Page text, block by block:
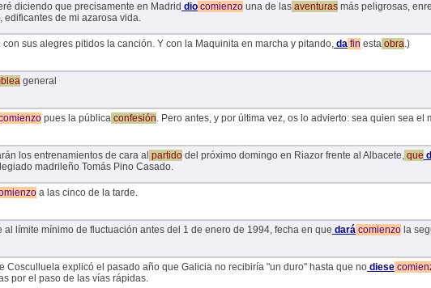
diciendo que precisamente en Madrid diocomienzouna de lasaventurasmás peligrosas,
edificantes de mi azarosa vida.
sus alegres pitidos la canción. Y con la Maquinita en marcha y pitando,dafin estaobra.)
general
pues la públicaconfesión. Pero antes, y por última vez, os lo advierto: sea quien sea el
los entrenamientos de cara al partidodel próximo domingo en Riazor frente al Albacete,que
madrileño Tomás Pino Casado.
a las cinco de la tarde.
al límite mínimo de fluctuación antes del 1 de enero de 1994, fecha en que darácomienzola
Cosculluela explicó el pasado año que Galicia no recibiría "un duro" hasta que nodiese
por el paso de las vías rápidas.